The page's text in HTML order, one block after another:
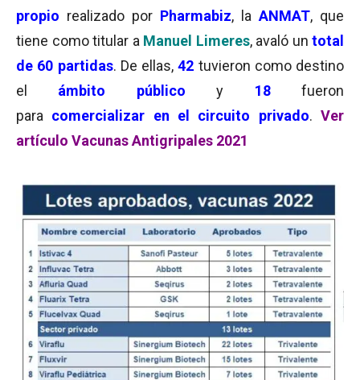
propio realizado por Pharmabiz, la ANMAT, que
tiene como titular a Manuel Limeres, avaló un total
de 60 partidas. De ellas,42 tuvieron como destino
el ámbito público y 18
fueron
para comercializar en el circuito privado.Ver
artículo Vacunas Antigripales 2021